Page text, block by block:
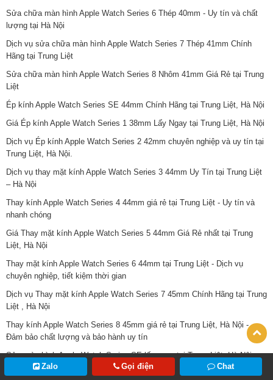
Sửa chữa màn hình Apple Watch Series 6 Thép 40mm - Uy tín và chất
lượng tại Hà Nội
Dịch vụ sửa chữa màn hình Apple Watch Series 7 Thép 41mm Chính
Hãng tại Trung Liệt
Sửa chữa màn hình Apple Watch Series 8 Nhôm 41mm Giá Rẻ tại Trung
Liệt
Ép kính Apple Watch Series SE 44mm Chính Hãng tại Trung Liệt, Hà Nội
Giá Ép kính Apple Watch Series 1 38mm Lấy Ngay tại Trung Liệt, Hà Nội
Dịch vụ Ép kính Apple Watch Series 2 42mm chuyên nghiệp và uy tín tại
Trung Liệt, Hà Nội.
Dịch vụ thay mặt kính Apple Watch Series 3 44mm Uy Tín tại Trung Liệt
– Hà Nội
Thay kính Apple Watch Series 4 44mm giá rẻ tại Trung Liệt - Uy tín và
nhanh chóng
Giá Thay mặt kính Apple Watch Series 5 44mm Giá Rẻ nhất tại Trung
Liệt, Hà Nội
Thay mặt kính Apple Watch Series 6 44mm tại Trung Liệt - Dịch vụ
chuyên nghiệp, tiết kiệm thời gian
Dịch vụ Thay mặt kính Apple Watch Series 7 45mm Chính Hãng tại Trung
Liệt , Hà Nội
Thay kính Apple Watch Series 8 45mm giá rẻ tại Trung Liệt, Hà Nội -
Đảm bảo chất lượng và bảo hành uy tín
Sửa màn hình Apple Watch Series SE lấy ngay tại Trung Liệt, Hà Nội -
Uy tín và chất lượng
Zalo Gọi điện Chat